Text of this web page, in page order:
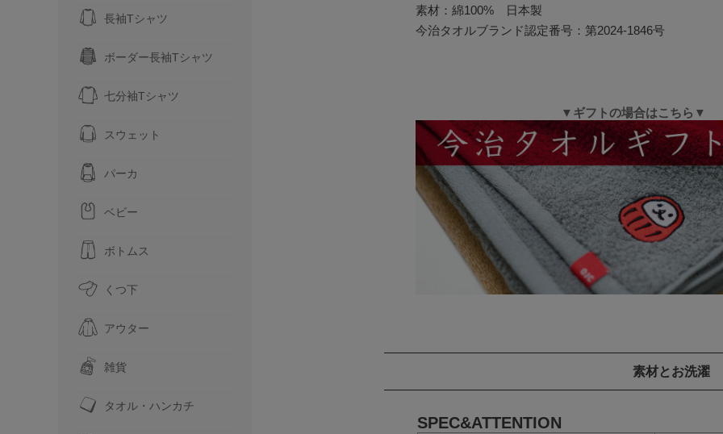
長袖Tシャツ
ボーダー長袖Tシャツ
七分袖Tシャツ
スウェット
パーカ
ベビー
ボトムス
くつ下
アウター
雑貨
タオル・ハンカチ
素材：綿100%　日本製
今治タオルブランド認定番号：第2024-1846号
素材とお洗濯
SPEC&ATTENTION